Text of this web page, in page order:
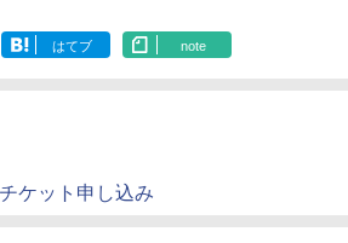
はてブ note
ケット申し込み